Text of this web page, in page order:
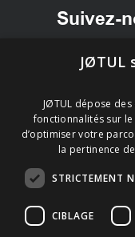
Suivez-
Facebook
JØTUL
JØTUL dépose
fonctionnalités sur
d’optimiser votre
la pertinence
STRICTEMENT
CIBLAGE